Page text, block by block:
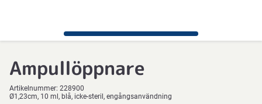
Ampullöppnare
Artikelnummer: 228900
Ø1,23cm, 10 ml, blå, icke-steril, engångsanvändning